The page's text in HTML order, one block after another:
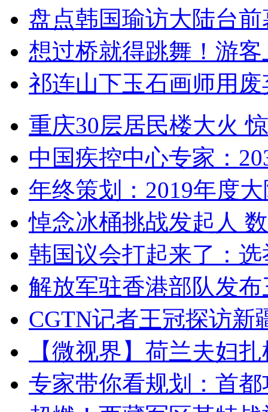
盘点韩国瑜访大陆台
想过桥就得跳舞！游客
祁连山下玉石画师用
重庆30层居民楼大火
中国疾控中心专家：
年终策划：2019年度
悼念冰桶挑战发起人
韩国议会打起来了：
解放军驻香港部队发
CGTN记者王冠探访新
【微视界】荷兰夫妇
专家带你看规划：首